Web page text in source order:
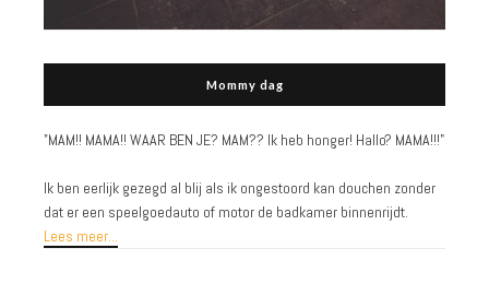
Mommy dag
"MAM!! MAMA!! WAAR BEN JE? MAM?? Ik heb honger! Hallo? MAMA!!!"
Ik ben eerlijk gezegd al blij als ik ongestoord kan douchen zonder
dat er een speelgoedauto of motor de badkamer binnenrijdt.
Lees meer...